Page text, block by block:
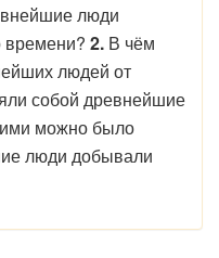
люди
времени? 2. В чём
людей от
собой древнейшие
ими можно было
люди добывали